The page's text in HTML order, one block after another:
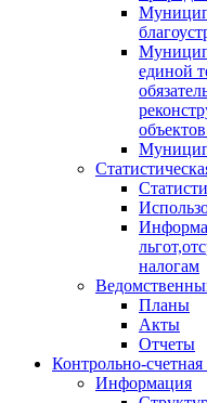
единой
налогам
Планы
Акты
Отчеты
Контрольно-счетная
Информация